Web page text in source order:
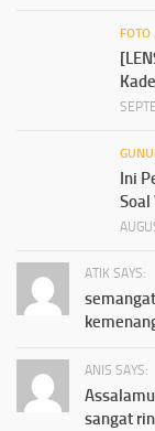
FOTO
Ini
Soal
ATIK SAYS:
ANIS SAYS:
sangat